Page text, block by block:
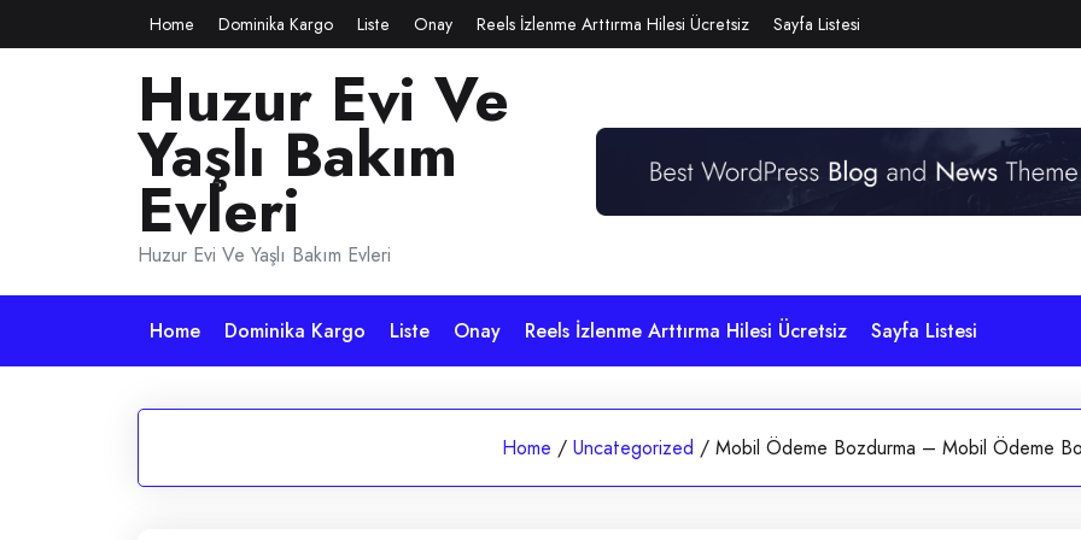
to
Home Dominika Kargo Liste Onay Reels İzlenme Arttırma Hilesi Ücretsiz Sayfa Listesi
Huzur Evi Ve
Yaşlı Bakım
Evleri
Huzur Evi Ve Yaşlı Bakım Evleri
Home Dominika Kargo Liste Onay Reels İzlenme Arttırma Hilesi Ücretsiz Sayfa Listesi
Home / Uncategorized / Mobil Ödeme Bozdurma – Mobil Ödeme